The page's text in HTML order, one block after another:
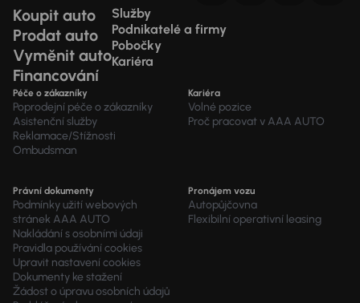
Koupit auto
Prodat auto
Vyměnit auto
Financování
Služby
Podnikatelé a firmy
Pobočky
Kariéra
Péče o zákazníky
Poprodejní péče o zákazníky
Asistenční služby
Reklamace/Stížnosti
Ombudsman
Kariéra
Volné pozice
Proč pracovat v AAA AUTO
Právní dokumenty
Podmínky užití webových
stránek AAA AUTO
Nakládání s osobními údaji
Pravidla používání cookies
Upravit nastavení cookies
Dokumenty ke stažení
Žádost o úpravu osobních údajů
Pronájem vozu
Autopůjčovna
Flexibilní operativní leasing